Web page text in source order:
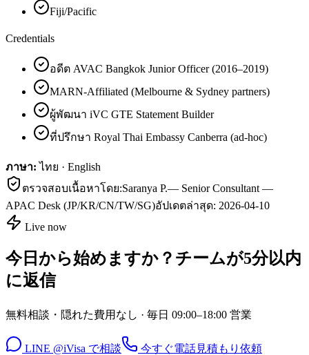
Fiji/Pacific
Credentials
อดีต AVAC Bangkok Junior Officer (2016–2019)
MARN-Affiliated (Melbourne & Sydney partners)
ผู้พัฒนา iVC GTE Statement Builder
ที่ปรึกษา Royal Thai Embassy Canberra (ad-hoc)
ภาษา: ไทย · English
ตรวจสอบเนื้อหาโดย:Saranya P.— Senior Consultant —
APAC Desk (JP/KR/CN/TW/SG)อัปเดตล่าสุด: 2026-04-10
Live now
今日から始めますか？チームが5分以内
に返信
無料相談・隠れた費用なし · 毎日 09:00–18:00 営業
LINE @iVisa で相談 今すぐ電話見積もり依頼